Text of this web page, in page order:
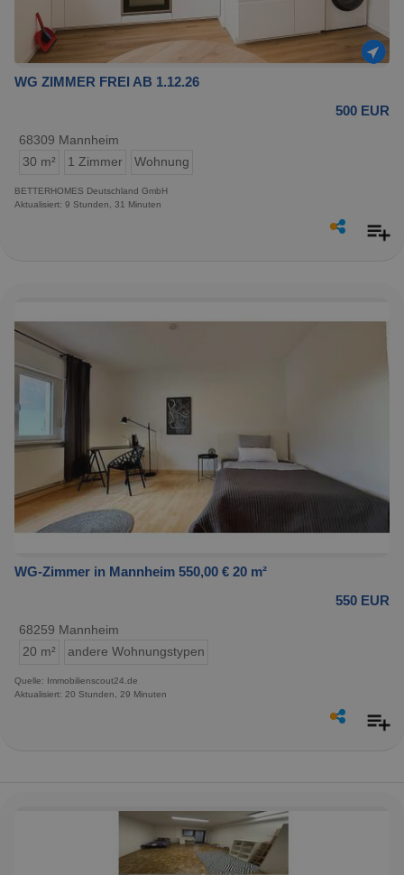
WG ZIMMER FREI AB 1.12.26
500 EUR
68309 Mannheim
30 m²
1 Zimmer Wohnung
BETTERHOMES Deutschland GmbH
Aktualisiert: 9 Stunden, 31 Minuten
WG-Zimmer in Mannheim 550,00 € 20 m²
550 EUR
68259 Mannheim
20 m²
andere Wohnungstypen
Quelle: Immobilienscout24.de
Aktualisiert: 20 Stunden, 29 Minuten